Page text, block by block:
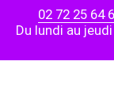
02 72 25 64
Du lundi au